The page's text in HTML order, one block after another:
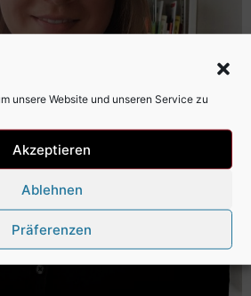
unsere Website und unseren Service zu
Akzeptieren
Ablehnen
Präferenzen